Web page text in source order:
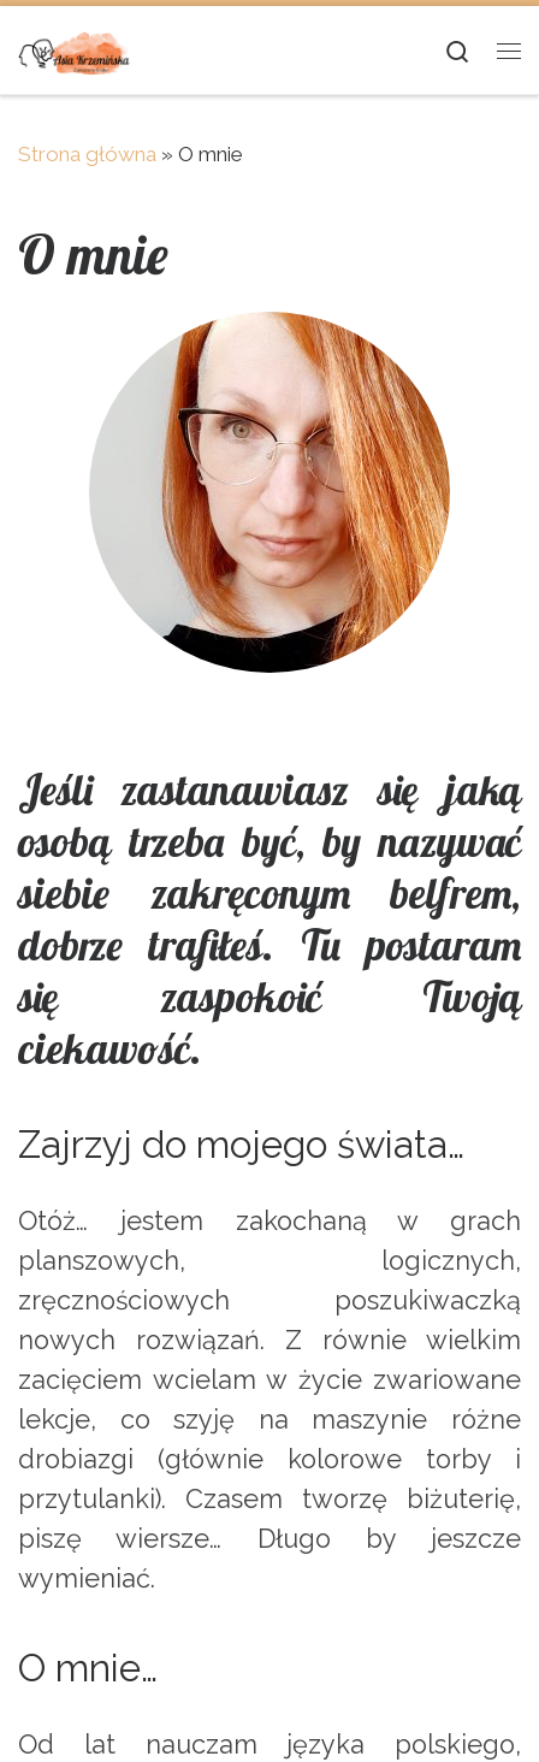
Skip to content
Strona główna » O mnie
O mnie
Jeśli zastanawiasz się jaką
osobą trzeba być, by nazywać
siebie zakręconym belfrem,
dobrze trafiłeś. Tu postaram
się zaspokoić Twoją
ciekawość.
Zajrzyj do mojego świata…
Otóż… jestem zakochaną w grach
planszowych, logicznych,
zręcznościowych poszukiwaczką
nowych rozwiązań. Z równie wielkim
zacięciem wcielam w życie zwariowane
lekcje, co szyję na maszynie różne
drobiazgi (głównie kolorowe torby i
przytulanki). Czasem tworzę biżuterię,
piszę wiersze… Długo by jeszcze
wymieniać.
O mnie…
Od lat nauczam języka polskiego,